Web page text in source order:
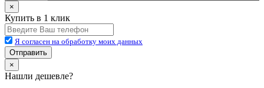
×
Купить в 1 клик
Я согласен на обработку моих данных
Отправить
×
Нашли дешевле?